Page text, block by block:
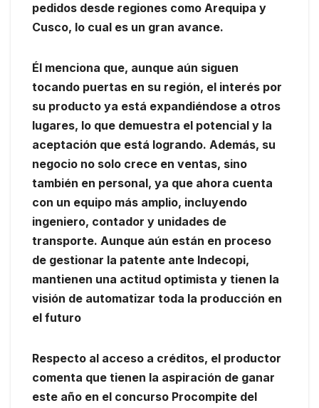
pedidos desde regiones como Arequipa y
Cusco, lo cual es un gran avance.
Él menciona que, aunque aún siguen
tocando puertas en su región, el interés por
su producto ya está expandiéndose a otros
lugares, lo que demuestra el potencial y la
aceptación que está logrando. Además, su
negocio no solo crece en ventas, sino
también en personal, ya que ahora cuenta
con un equipo más amplio, incluyendo
ingeniero, contador y unidades de
transporte. Aunque aún están en proceso
de gestionar la patente ante Indecopi,
mantienen una actitud optimista y tienen la
visión de automatizar toda la producción en
el futuro
Respecto al acceso a créditos, el productor
comenta que tienen la aspiración de ganar
este año en el concurso Procompite del